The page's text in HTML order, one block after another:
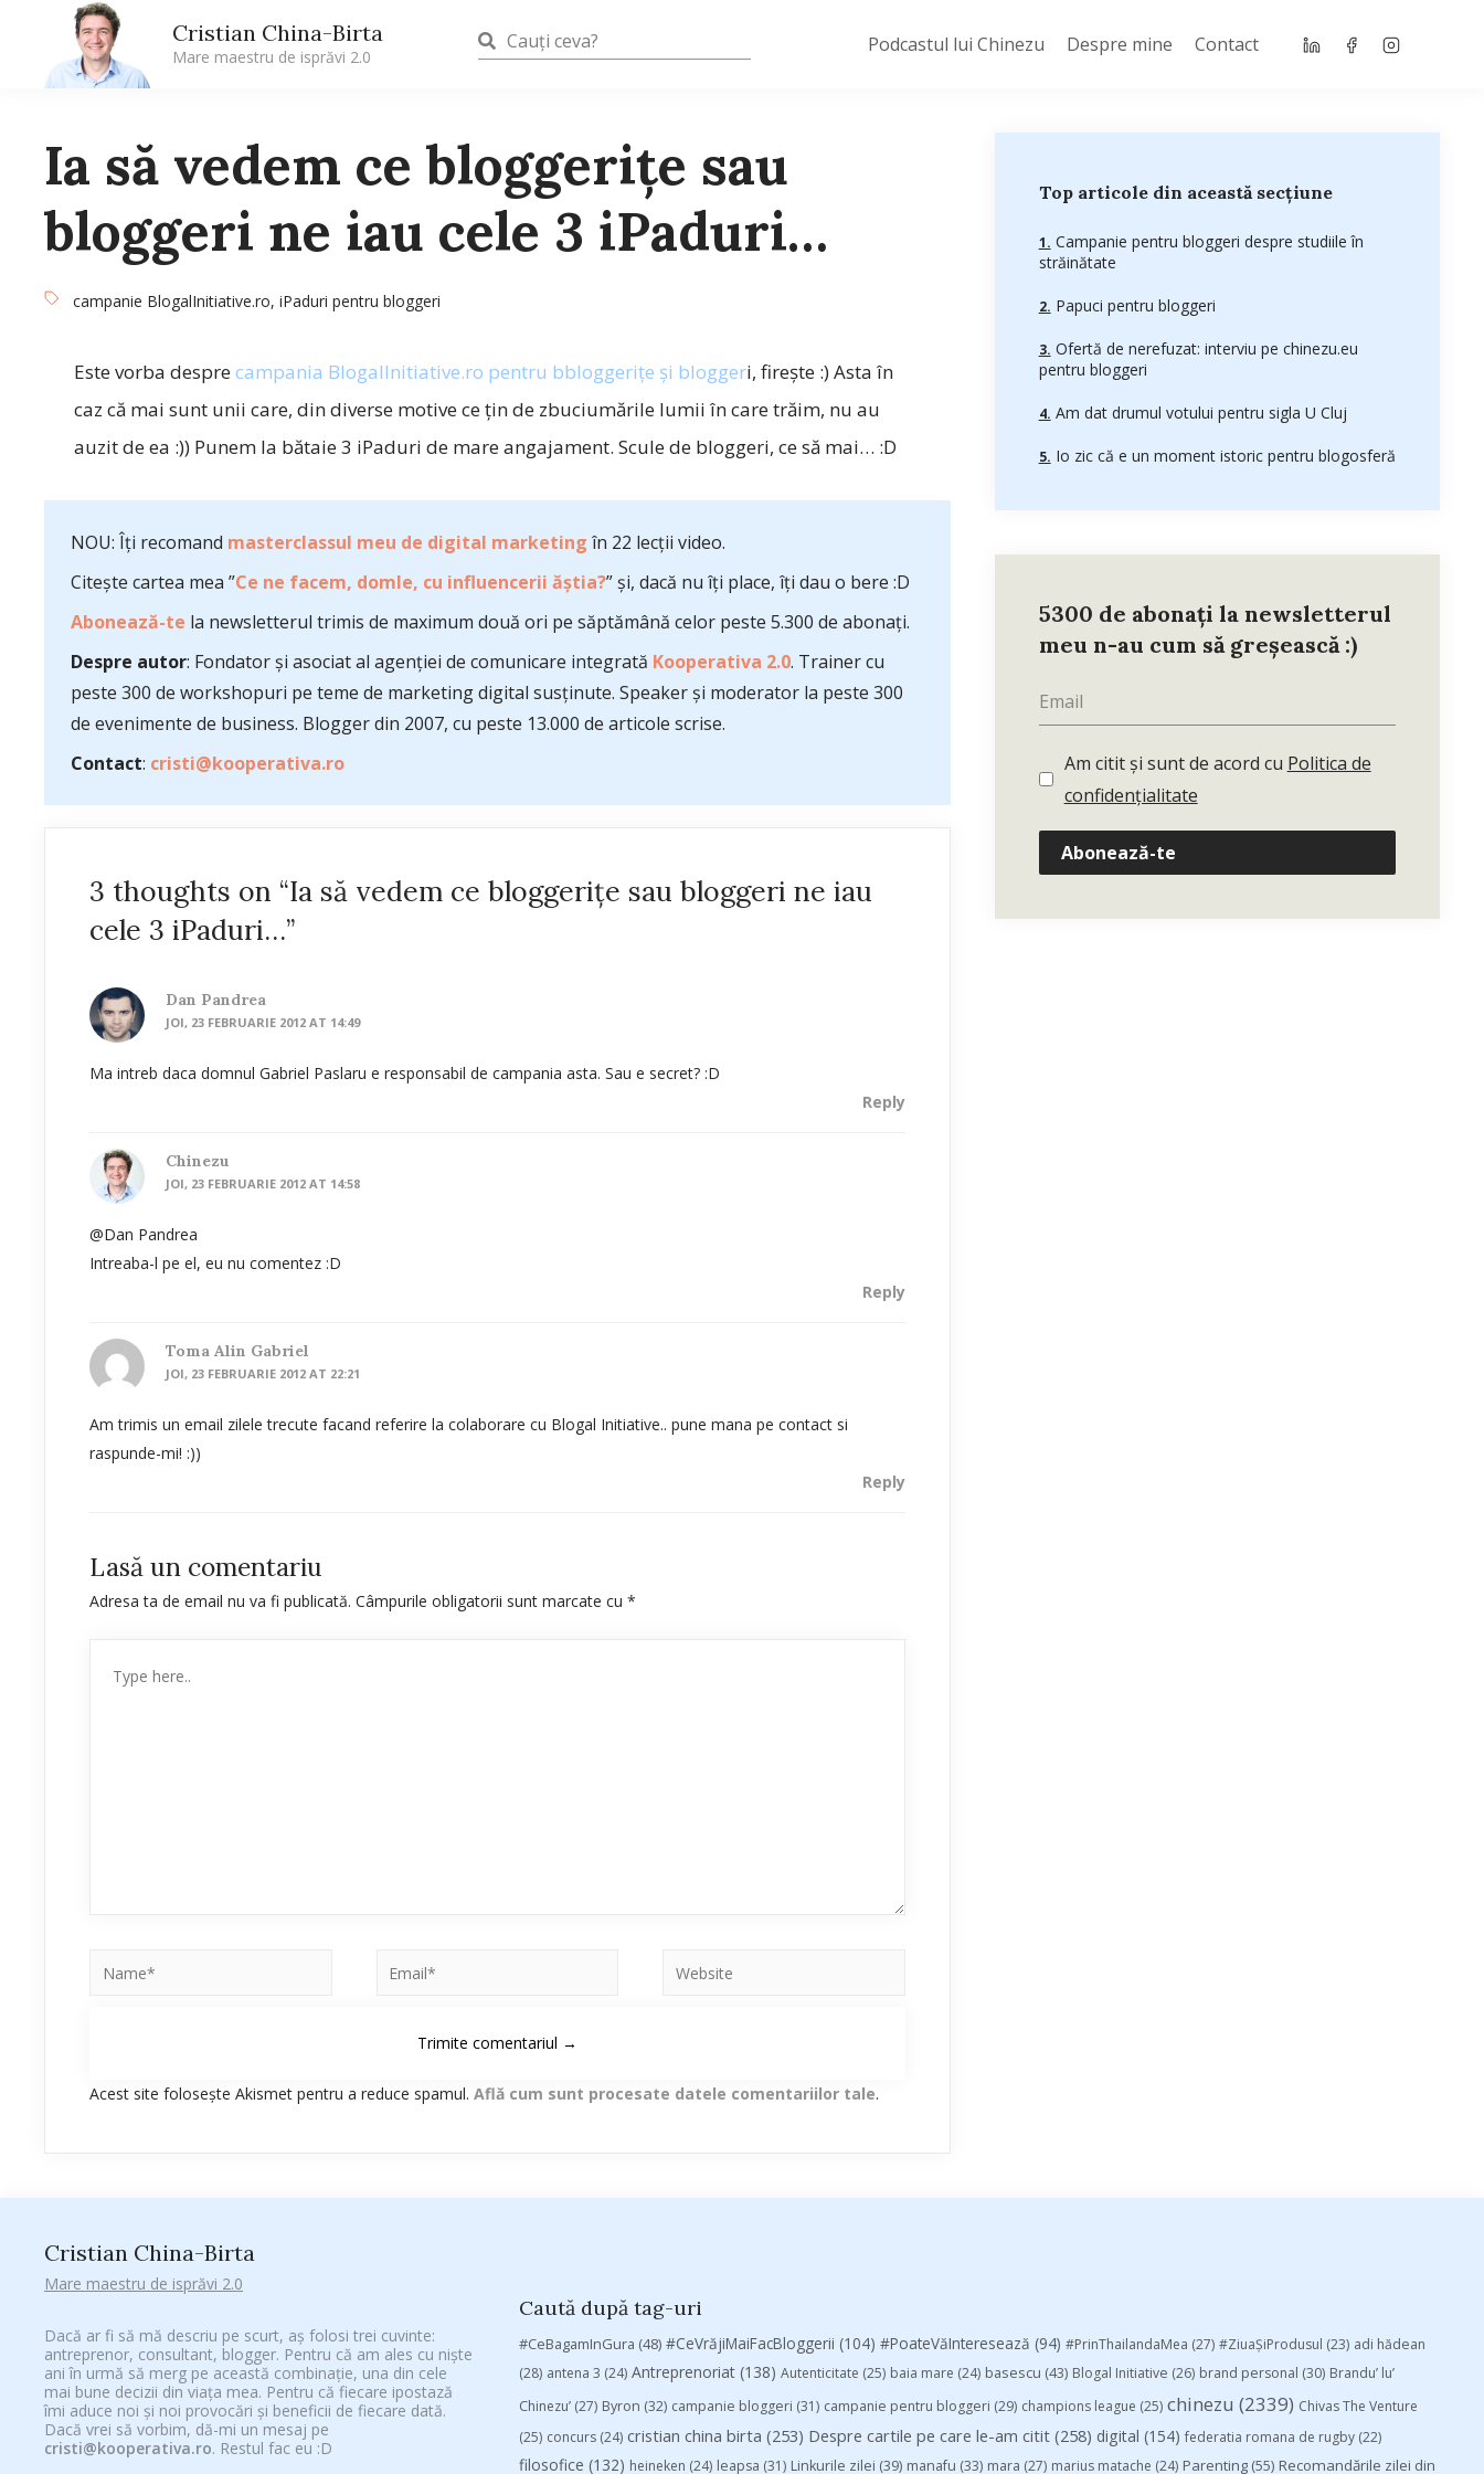
Cristian China-Birta
Mare maestru de isprăvi 2.0
Podcastul lui Chinezu Despre mine Contact
Ia să vedem ce bloggerițe sau
bloggeri ne iau cele 3 iPaduri…
campanie BlogalInitiative.ro, iPaduri pentru bloggeri
Este vorba despre campania BlogalInitiative.ro pentru bbloggerițe și bloggeri, firește :) Asta în
caz că mai sunt unii care, din diverse motive ce țin de zbuciumările lumii în care trăim, nu au
auzit de ea :)) Punem la bătaie 3 iPaduri de mare angajament. Scule de bloggeri, ce să mai… :D
NOU: Îți recomand masterclassul meu de digital marketing în 22 lecții video.
Citește cartea mea ”Ce ne facem, domle, cu influencerii ăștia?” și, dacă nu îți place, îți dau o bere :D
Abonează-te la newsletterul trimis de maximum două ori pe săptămână celor peste 5.300 de abonați.
Despre autor: Fondator și asociat al agenției de comunicare integrată Kooperativa 2.0. Trainer cu
peste 300 de workshopuri pe teme de marketing digital susținute. Speaker și moderator la peste 300
de evenimente de business. Blogger din 2007, cu peste 13.000 de articole scrise.
Contact: cristi@kooperativa.ro
3 thoughts on “Ia să vedem ce bloggerițe sau bloggeri ne iau
cele 3 iPaduri…”
Dan Pandrea
JOI, 23 FEBRUARIE 2012 AT 14:49
Ma intreb daca domnul Gabriel Paslaru e responsabil de campania asta. Sau e secret? :D
Reply
Chinezu
JOI, 23 FEBRUARIE 2012 AT 14:58
@Dan Pandrea
Intreaba-l pe el, eu nu comentez :D
Reply
Toma Alin Gabriel
JOI, 23 FEBRUARIE 2012 AT 22:21
Am trimis un email zilele trecute facand referire la colaborare cu Blogal Initiative.. pune mana pe contact si
raspunde-mi! :))
Reply
Lasă un comentariu
Adresa ta de email nu va fi publicată. Câmpurile obligatorii sunt marcate cu *
Acest site folosește Akismet pentru a reduce spamul. Află cum sunt procesate datele comentariilor tale.
Top articole din această secțiune
Campanie pentru bloggeri despre studiile în
străinătate
Papuci pentru bloggeri
Ofertă de nerefuzat: interviu pe chinezu.eu
pentru bloggeri
Am dat drumul votului pentru sigla U Cluj
Io zic că e un moment istoric pentru blogosferă
5300 de abonați la newsletterul
meu n-au cum să greșească :)
Am citit și sunt de acord cu Politica de
confidențialitate
Abonează-te
Cristian China-Birta
Mare maestru de isprăvi 2.0
Dacă ar fi să mă descriu pe scurt, aș folosi trei cuvinte:
antreprenor, consultant, blogger. Pentru că am ales cu niște
ani în urmă să merg pe această combinație, una din cele
mai bune decizii din viața mea. Pentru că fiecare ipostază
îmi aduce noi și noi provocări și beneficii de fiecare dată.
Dacă vrei să vorbim, dă-mi un mesaj pe
cristi@kooperativa.ro. Restul fac eu :D
Caută după tag-uri
#CeBagamInGura (48) #CeVrăjiMaiFacBloggerii (104) #PoateVăInteresează (94) #PrinThailandaMea (27) #ZiuaȘiProdusul (23) adi hădean
(28) antena 3 (24) Antreprenoriat (138) Autenticitate (25) baia mare (24) basescu (43) Blogal Initiative (26) brand personal (30) Brandu’ lu’
Chinezu’ (27) Byron (32) campanie bloggeri (31) campanie pentru bloggeri (29) champions league (25) chinezu (2339) Chivas The Venture
(25) concurs (24) cristian china birta (253) Despre cartile pe care le-am citit (258) digital (154) federatia romana de rugby (22)
filosofice (132) heineken (24) leapsa (31) Linkurile zilei (39) manafu (33) mara (27) marius matache (24) Parenting (55) Recomandările zilei din